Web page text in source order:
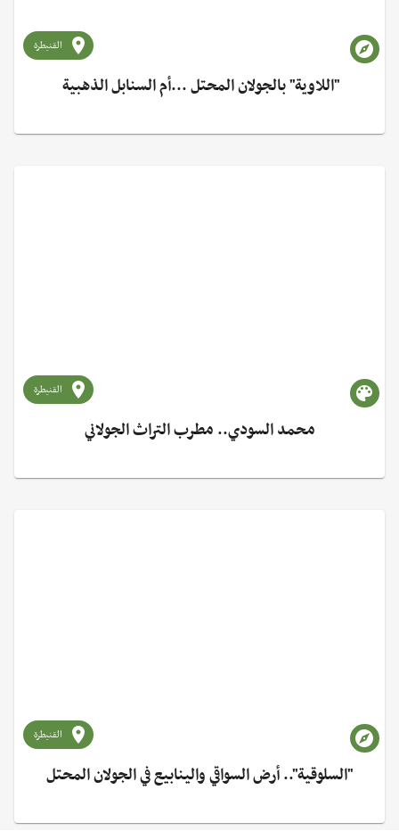
القنيطرة
"اللاوية" بالجولان المحتل ...أم السنابل الذهبية ‏
القنيطرة
محمد السودي.. مطرب التراث الجولاني
القنيطرة
"السلوقية".. أرض السواقي والينابيع في الجولان المحتل